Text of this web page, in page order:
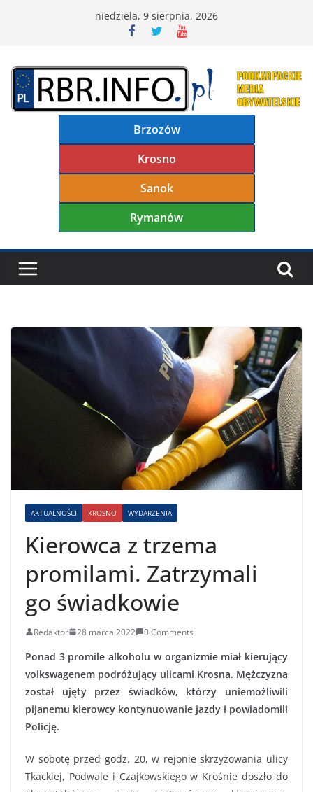
niedziela, 9 sierpnia, 2026
Brzozów
Krosno
Sanok
Rymanów
AKTUALNOŚCI KROSNO WYDARZENIA
Kierowca z trzema
promilami. Zatrzymali
go świadkowie
Redaktor 28 marca 2022 0 Comments
Ponad 3 promile alkoholu w organizmie miał kierujący
volkswagenem podróżujący ulicami Krosna. Mężczyzna
został ujęty przez świadków, którzy uniemożliwili
pijanemu kierowcy kontynuowanie jazdy i powiadomili
Policję.
W sobotę przed godz. 20, w rejonie skrzyżowania ulicy
Tkackiej, Podwale i Czajkowskiego w Krośnie doszło do